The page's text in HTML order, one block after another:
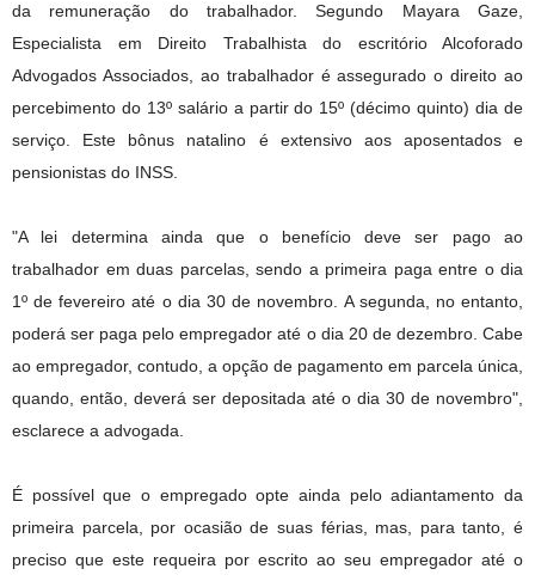
da remuneração do trabalhador. Segundo Mayara Gaze,
Especialista em Direito Trabalhista do escritório Alcoforado
Advogados Associados, ao trabalhador é assegurado o direito ao
percebimento do 13º salário a partir do 15º (décimo quinto) dia de
serviço. Este bônus natalino é extensivo aos aposentados e
pensionistas do INSS.
"A lei determina ainda que o benefício deve ser pago ao
trabalhador em duas parcelas, sendo a primeira paga entre o dia
1º de fevereiro até o dia 30 de novembro. A segunda, no entanto,
poderá ser paga pelo empregador até o dia 20 de dezembro. Cabe
ao empregador, contudo, a opção de pagamento em parcela única,
quando, então, deverá ser depositada até o dia 30 de novembro",
esclarece a advogada.
É possível que o empregado opte ainda pelo adiantamento da
primeira parcela, por ocasião de suas férias, mas, para tanto, é
preciso que este requeira por escrito ao seu empregador até o